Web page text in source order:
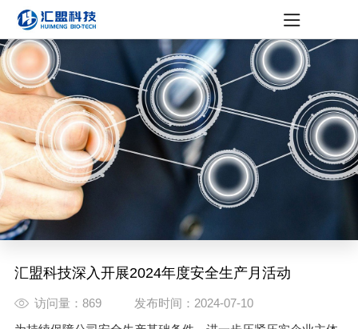
汇盟动态
汇盟科技深入开展2024年度安全生产月活动
访问量：869
发布时间：2024-07-10